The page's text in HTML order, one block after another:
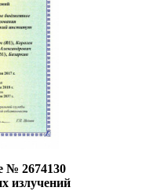
№ 2674130
излучений